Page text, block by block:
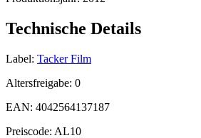
Technische Details
Label: Tacker Film
Altersfreigabe: 0
EAN: 4042564137187
Preiscode: AL10